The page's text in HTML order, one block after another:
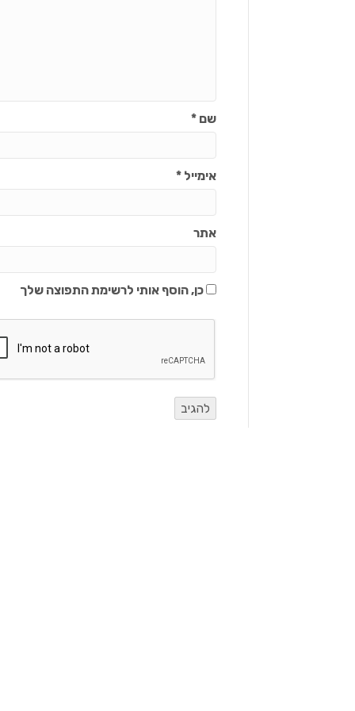
שם*
אימייל*
אתר
כן, הוסף אותי לרשימת התפוצה שלך